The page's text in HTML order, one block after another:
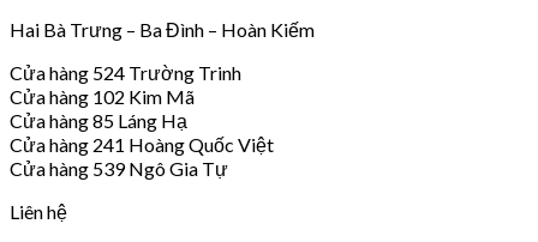
Hai Bà Trưng – Ba Đình – Hoàn Kiếm
Cửa hàng 524 Trường Trinh
Cửa hàng 102 Kim Mã
Cửa hàng 85 Láng Hạ
Cửa hàng 241 Hoàng Quốc Việt
Cửa hàng 539 Ngô Gia Tự
Liên hệ